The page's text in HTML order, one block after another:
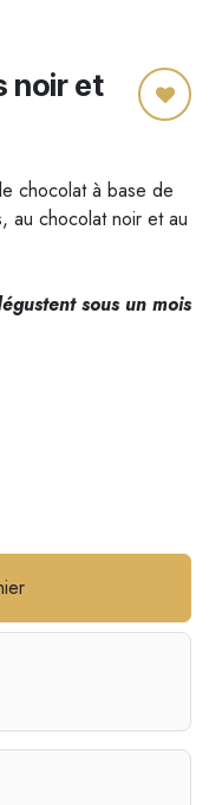
noir et
chocolat à base de
au chocolat noir et au
sous un mois